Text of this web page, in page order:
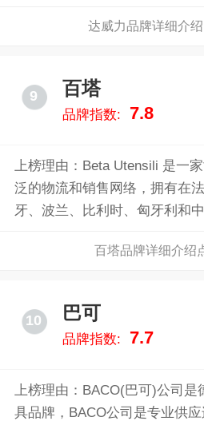
达威力品牌详细介
9 百塔
品牌指数: 7.8
上榜理由：Beta Utensili 是一
泛的物流和销售网络，拥有在
牙、波兰、比利时、匈牙利和
团队提供专业支持和服务，包
的Honda、Suzuki、Kawasaki
百塔品牌详细介绍
10 巴可
品牌指数: 7.7
上榜理由：BACO(巴可)公司
具品牌，BACO公司是专业供应